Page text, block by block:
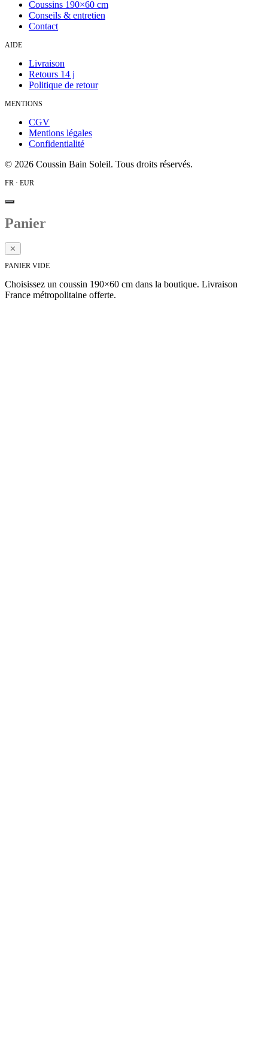
Coussins 190×60 cm
Conseils & entretien
Contact
AIDE
Livraison
Retours 14 j
Politique de retour
MENTIONS
CGV
Mentions légales
Confidentialité
© 2026 Coussin Bain Soleil. Tous droits réservés.
FR · EUR
Panier
✕
PANIER VIDE
Choisissez un coussin 190×60 cm dans la boutique. Livraison
France métropolitaine offerte.